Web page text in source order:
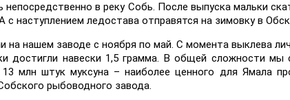
в реку Собь. После выпуска мальки
наступлением ледостава отправятся на зимовку в
на нашем заводе с ноября по май. С момента выклева
достигли навески 1,5 грамма. В общей сложности мы
млн штук муксуна – наиболее ценного для Ямала
рыбоводного завода.